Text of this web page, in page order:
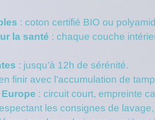
: coton certifié BIO ou
la santé : chaque couche
: jusqu’à 12h de sérénité.
finir avec l’accumulation de
: circuit court, empreinte
les consignes de